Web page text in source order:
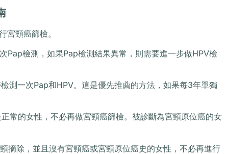
宮頸癌篩檢。
Pap檢測，如果Pap檢測結果異常，則需要進一步做HPV檢
測一次Pap和HPV。這是優先推薦的方法，如果每3年單獨
常的女性，不必再做宮頸癌篩檢。被診斷為宮頸原位癌的女
摘除，並且沒有宮頸癌或宮頸原位癌史的女性，不必再進行